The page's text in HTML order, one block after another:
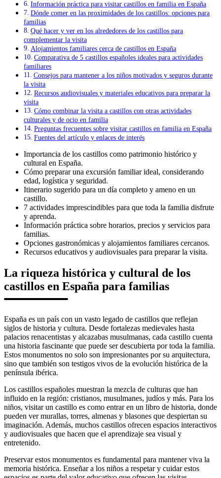
Información práctica para visitar castillos en familia en España
Dónde comer en las proximidades de los castillos: opciones para
familias
Qué hacer y ver en los alrededores de los castillos para
complementar la visita
Alojamientos familiares cerca de castillos en España
Comparativa de 5 castillos españoles ideales para actividades
familiares
Consejos para mantener a los niños motivados y seguros durante
la visita
Recursos audiovisuales y materiales educativos para preparar la
visita
Cómo combinar la visita a castillos con otras actividades
culturales y de ocio en familia
Preguntas frecuentes sobre visitar castillos en familia en España
Fuentes del artículo y enlaces de interés
Importancia de los castillos como patrimonio histórico y
cultural en España.
Cómo preparar una excursión familiar ideal, considerando
edad, logística y seguridad.
Itinerario sugerido para un día completo y ameno en un
castillo.
7 actividades imprescindibles para que toda la familia disfrute
y aprenda.
Información práctica sobre horarios, precios y servicios para
familias.
Opciones gastronómicas y alojamientos familiares cercanos.
Recursos educativos y audiovisuales para preparar la visita.
La riqueza histórica y cultural de los
castillos en España para familias
España es un país con un vasto legado de castillos que reflejan
siglos de historia y cultura. Desde fortalezas medievales hasta
palacios renacentistas y alcazabas musulmanas, cada castillo cuenta
una historia fascinante que puede ser descubierta por toda la familia.
Estos monumentos no solo son impresionantes por su arquitectura,
sino que también son testigos vivos de la evolución histórica de la
península ibérica.
Los castillos españoles muestran la mezcla de culturas que han
influido en la región: cristianos, musulmanes, judíos y más. Para los
niños, visitar un castillo es como entrar en un libro de historia, donde
pueden ver murallas, torres, almenas y blasones que despiertan su
imaginación. Además, muchos castillos ofrecen espacios interactivos
y audiovisuales que hacen que el aprendizaje sea visual y
entretenido.
Preservar estos monumentos es fundamental para mantener viva la
memoria histórica. Enseñar a los niños a respetar y cuidar estos